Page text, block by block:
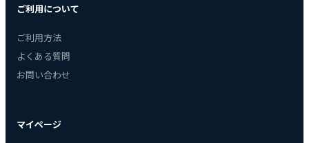
ご利用について
ご利用方法
よくある質問
お問い合わせ
マイページ